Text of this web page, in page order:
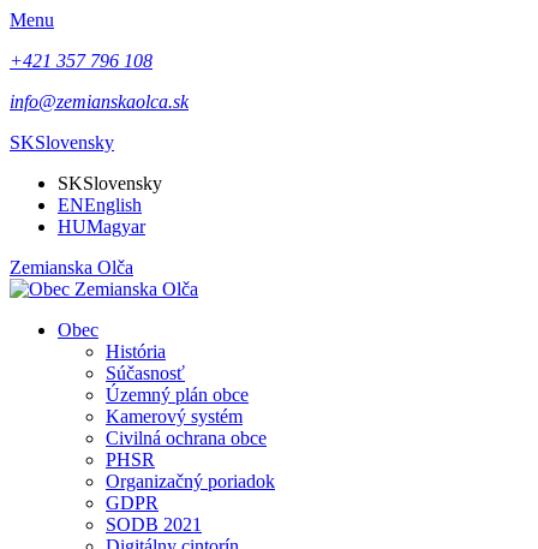
Menu
+421 357 796 108
info@zemianskaolca.sk
SKSlovensky
SKSlovensky
ENEnglish
HUMagyar
Zemianska Olča
Obec
História
Súčasnosť
Územný plán obce
Kamerový systém
Civilná ochrana obce
PHSR
Organizačný poriadok
GDPR
SODB 2021